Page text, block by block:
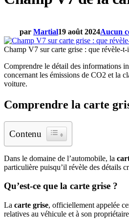
par Martial19 août 2024Aucun
Champ V7 sur carte grise : que révèle-t-
Comprendre le détail des informations
concernant les émissions de CO2 et la
voiture.
Comprendre la carte
Contenu
Dans le domaine de l’automobile, la
particulière puisqu’il révèle des détails
Qu’est-ce que la carte grise ?
La carte grise, officiellement appelée
relatives au véhicule et à son